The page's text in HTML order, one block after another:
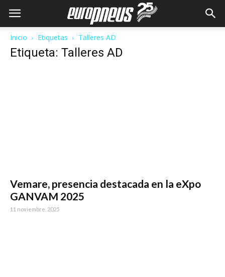
Inicio Etiquetas Talleres AD
Etiqueta: Talleres AD
Vemare, presencia destacada en la eXpo
GANVAM 2025
11 noviembre, 2025